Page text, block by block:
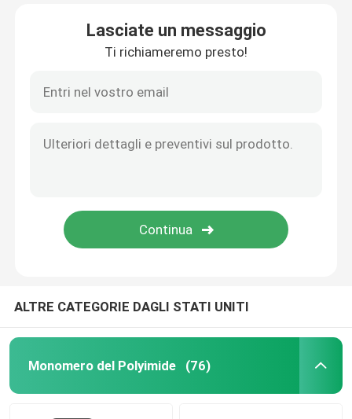
Lasciate un messaggio
Ti richiameremo presto!
ALTRE CATEGORIE DAGLI STATI UNITI
Monomero del Polyimide (76)